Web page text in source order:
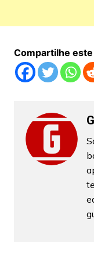
Compartilhe